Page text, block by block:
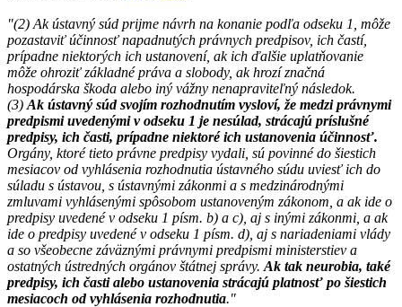
"(2) Ak ústavný súd prijme návrh na konanie podľa odseku 1, môže
pozastaviť účinnosť napadnutých právnych predpisov, ich častí,
prípadne niektorých ich ustanovení, ak ich ďalšie uplatňovanie
môže ohroziť základné práva a slobody, ak hrozí značná
hospodárska škoda alebo iný vážny nenapraviteľný následok.
(3) Ak ústavný súd svojím rozhodnutím vysloví, že medzi právnymi
predpismi uvedenými v odseku 1 je nesúlad, strácajú príslušné
predpisy, ich časti, prípadne niektoré ich ustanovenia účinnosť.
Orgány, ktoré tieto právne predpisy vydali, sú povinné do šiestich
mesiacov od vyhlásenia rozhodnutia ústavného súdu uviesť ich do
súladu s ústavou, s ústavnými zákonmi a s medzinárodnými
zmluvami vyhlásenými spôsobom ustanoveným zákonom, a ak ide o
predpisy uvedené v odseku 1 písm. b) a c), aj s inými zákonmi, a ak
ide o predpisy uvedené v odseku 1 písm. d), aj s nariadeniami vlády
a so všeobecne záväznými právnymi predpismi ministerstiev a
ostatných ústredných orgánov štátnej správy. Ak tak neurobia, také
predpisy, ich časti alebo ustanovenia strácajú platnosť po šiestich
mesiacoch od vyhlásenia rozhodnutia."